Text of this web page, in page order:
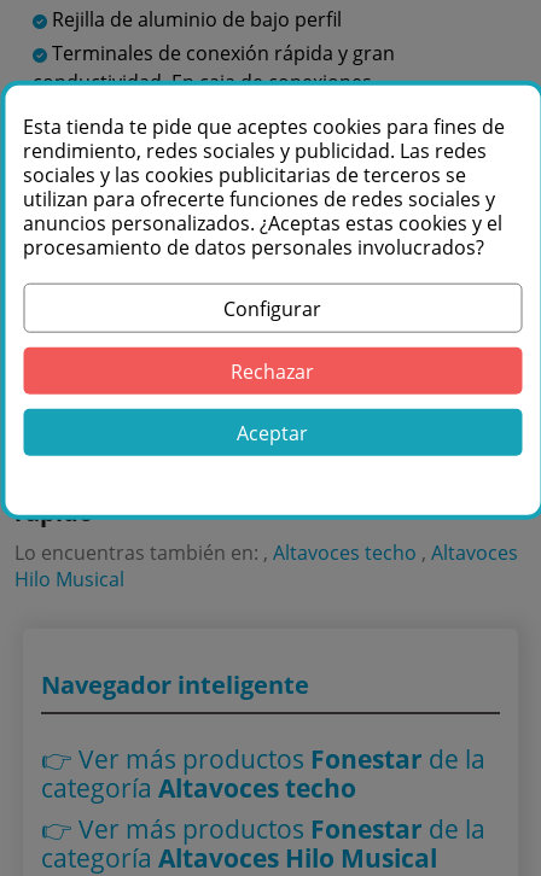
Rejilla de aluminio de bajo perfil
Terminales de conexión rápida y gran
conductividad. En caja de conexiones
Sistema anticaída para ayuda en instalación
Te podemos ayudar
+34 976 36 61 60
Comprar FONESTAR SKY-8T-DOME Altavoz
de techo 8" + 1" línea de 100 V y baja
rápido
Lo encuentras también en: ,Altavoces techo ,Altavoces
Hilo Musical
Navegador inteligente
👉 Ver más productos Fonestar de la
categoría Altavoces techo
👉 Ver más productos Fonestar de la
categoría Altavoces Hilo Musical
Esta tienda te pide que aceptes cookies para fines de
rendimiento, redes sociales y publicidad. Las redes
sociales y las cookies publicitarias de terceros se
utilizan para ofrecerte funciones de redes sociales y
anuncios personalizados. ¿Aceptas estas cookies y el
procesamiento de datos personales involucrados?
Configurar
Rechazar
Aceptar